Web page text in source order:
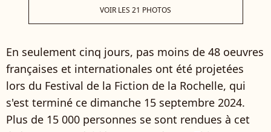
VOIR LES 21 PHOTOS
En seulement cinq jours, pas moins de 48 oeuvres
françaises et internationales ont été projetées
lors du Festival de la Fiction de la Rochelle, qui
s'est terminé ce dimanche 15 septembre 2024.
Plus de 15 000 personnes se sont rendues à cet